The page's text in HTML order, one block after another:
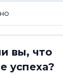
вы, что
успеха?